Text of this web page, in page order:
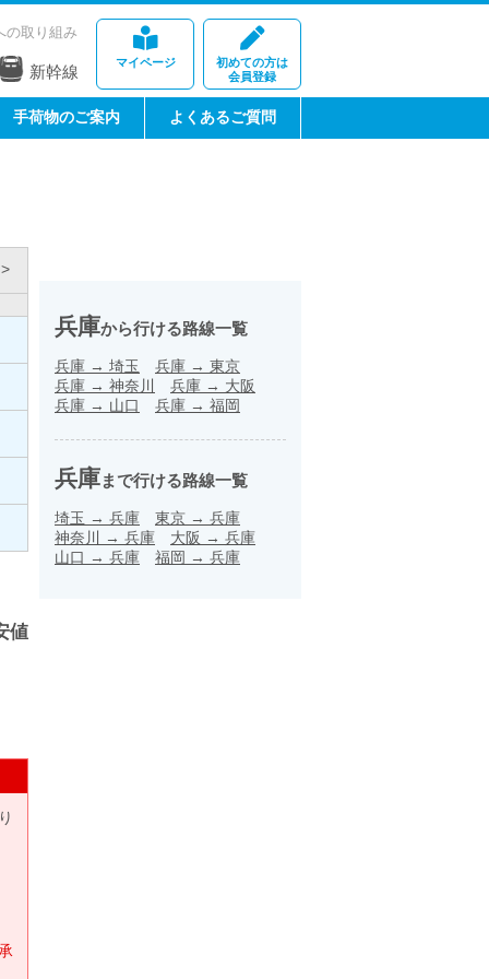
マイページ
初めての方は
会員登録
の取り組み
新幹線
手荷物のご案内 よくあるご質問
値
兵庫から行ける路線一覧
兵庫 → 埼玉 兵庫 → 東京
兵庫 → 神奈川 兵庫 → 大阪
兵庫 → 山口 兵庫 → 福岡
兵庫まで行ける路線一覧
埼玉 → 兵庫 東京 → 兵庫
神奈川
→ 兵庫 大阪 → 兵庫
山口 → 兵庫 福岡 → 兵庫